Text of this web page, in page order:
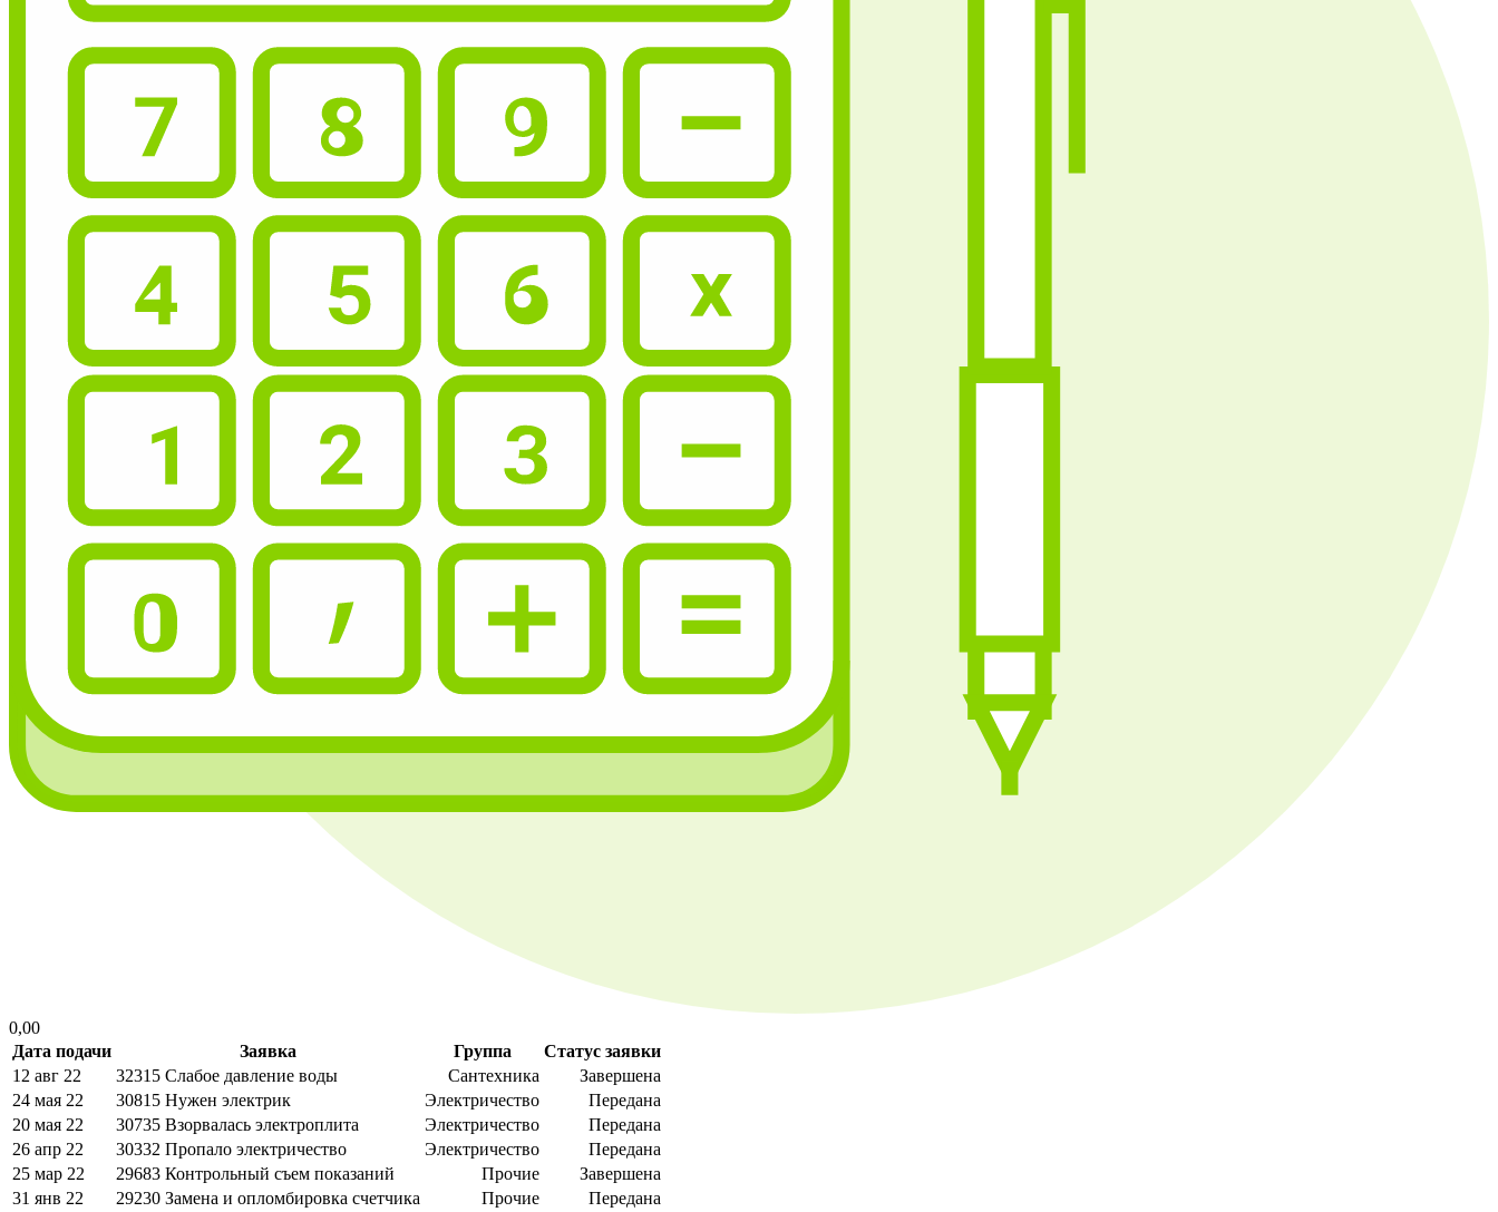
0,00
Дата подачи
Заявка Группа
Статус заявки
12 авг 22
32315 Слабое давление воды Сантехника
Завершена
24 мая 22
30815 Нужен электрик Электричество
Передана
20 мая 22
30735 Взорвалась электроплита Электричество
Передана
26 апр 22
30332 Пропало электричество Электричество
Передана
25 мар 22
29683 Контрольный съем показаний Прочие
Завершена
31 янв 22
29230 Замена и опломбировка счетчика Прочие Передана